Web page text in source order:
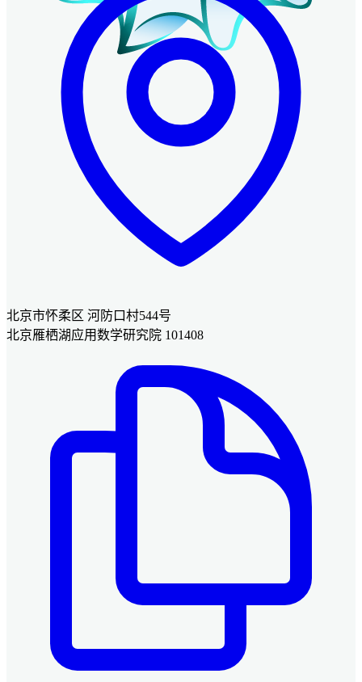
北京市怀柔区 河防口村544号
北京雁栖湖应用数学研究院 101408